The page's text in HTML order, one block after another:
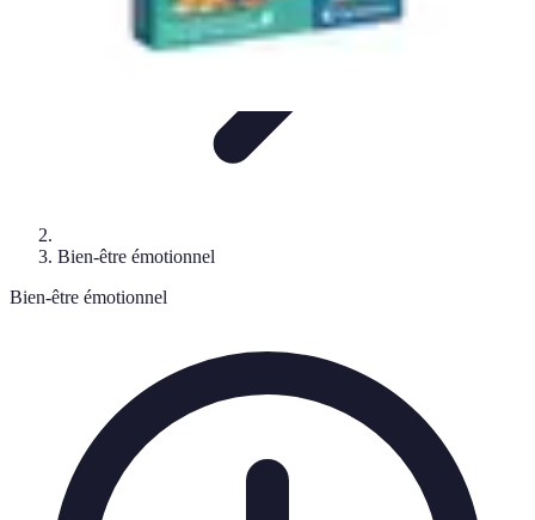
Bien-être émotionnel
Bien-être émotionnel